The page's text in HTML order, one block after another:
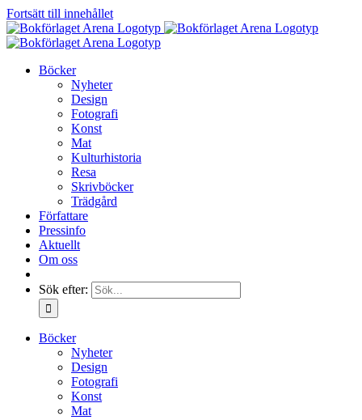
Fortsätt till innehållet
Böcker
Nyheter
Design
Fotografi
Konst
Mat
Kulturhistoria
Resa
Skrivböcker
Trädgård
Författare
Pressinfo
Aktuellt
Om oss
Sök efter:
Böcker
Nyheter
Design
Fotografi
Konst
Mat